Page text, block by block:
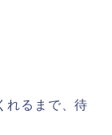
れるまで、待